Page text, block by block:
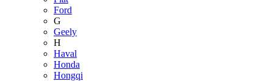
Ford
G
Geely
H
Haval
Honda
Hongqi